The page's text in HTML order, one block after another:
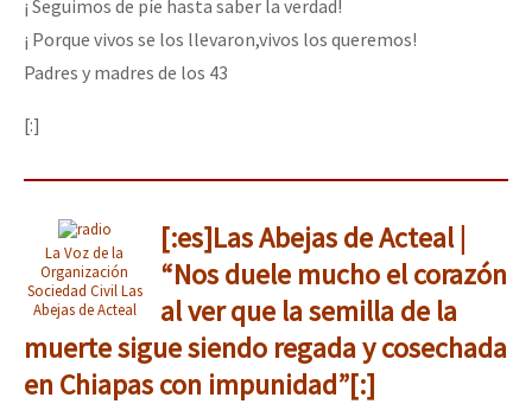
¡ Seguimos de píe hasta saber la verdad!
¡ Porque vivos se los llevaron,vivos los queremos!
Padres y madres de los 43
[:]
La Voz de la
Organización
Sociedad Civil Las
Abejas de Acteal
[:es]Las Abejas de Acteal |
“Nos duele mucho el corazón
al ver que la semilla de la
muerte sigue siendo regada y cosechada
en Chiapas con impunidad”[:]